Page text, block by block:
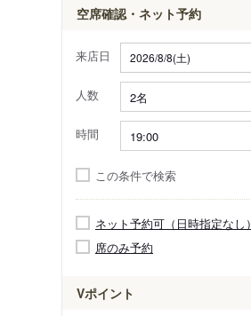
空席確認・ネット予約
来店日
人数
時間
この条件で検索
ネット予約可（日時指定なし）
席のみ予約
Vポイント